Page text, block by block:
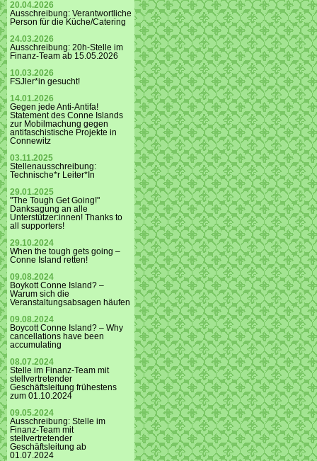
20.04.2026
Ausschreibung: Verantwortliche
Person für die Küche/Catering
24.03.2026
Ausschreibung: 20h-Stelle im
Finanz-Team ab 15.05.2026
10.03.2026
FSJler*in gesucht!
14.01.2026
Gegen jede Anti-Antifa!
Statement des Conne Islands
zur Mobilmachung gegen
antifaschistische Projekte in
Connewitz
03.11.2025
Stellenausschreibung:
Technische*r Leiter*In
29.01.2025
"The Tough Get Going!"
Danksagung an alle
Unterstützer:innen! Thanks to
all supporters!
29.10.2024
When the tough gets going –
Conne Island retten!
09.08.2024
Boykott Conne Island? –
Warum sich die
Veranstaltungsabsagen häufen
09.08.2024
Boycott Conne Island? – Why
cancellations have been
accumulating
08.07.2024
Stelle im Finanz-Team mit
stellvertretender
Geschäftsleitung frühestens
zum 01.10.2024
09.05.2024
Ausschreibung: Stelle im
Finanz-Team mit
stellvertretender
Geschäftsleitung ab
01.07.2024